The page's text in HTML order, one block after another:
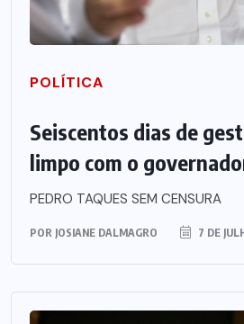
POLÍTICA
Seiscentos dias de
limpo com o
PEDRO TAQUES SEM CENSURA
POR JOSIANE DALMAGRO 7 DE